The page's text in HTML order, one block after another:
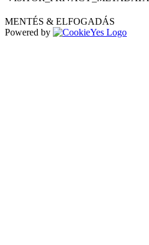
MENTÉS & ELFOGADÁS
Powered by